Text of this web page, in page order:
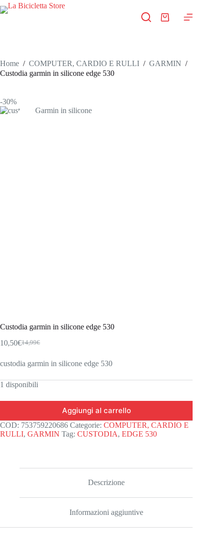
Salta
al
Carrello
Home / COMPUTER, CARDIO E RULLI / GARMIN /
Custodia garmin in silicone edge 530
-30%
Custodia garmin in silicone edge 530
14,99€
Il
originale
14,99€.
10,50€Il
attuale
10,50€.
custodia garmin in silicone edge 530
1 disponibili
Aggiungi al carrello
COD: 753759220686 Categorie: COMPUTER, CARDIO E
RULLI, GARMIN Tag: CUSTODIA, EDGE 530
Descrizione
Informazioni aggiuntive